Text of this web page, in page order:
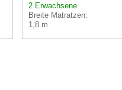
2 Erwachsene
Breite Matratzen:
1,8 m